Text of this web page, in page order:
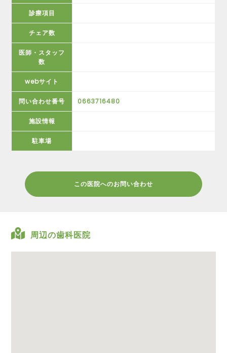
診療項目
チェア数
医師・スタッフ
数
webサイト
問い合わせ番号 0663716480
施設情報
駐車場
この医院へのお問い合わせ
周辺の歯科医院